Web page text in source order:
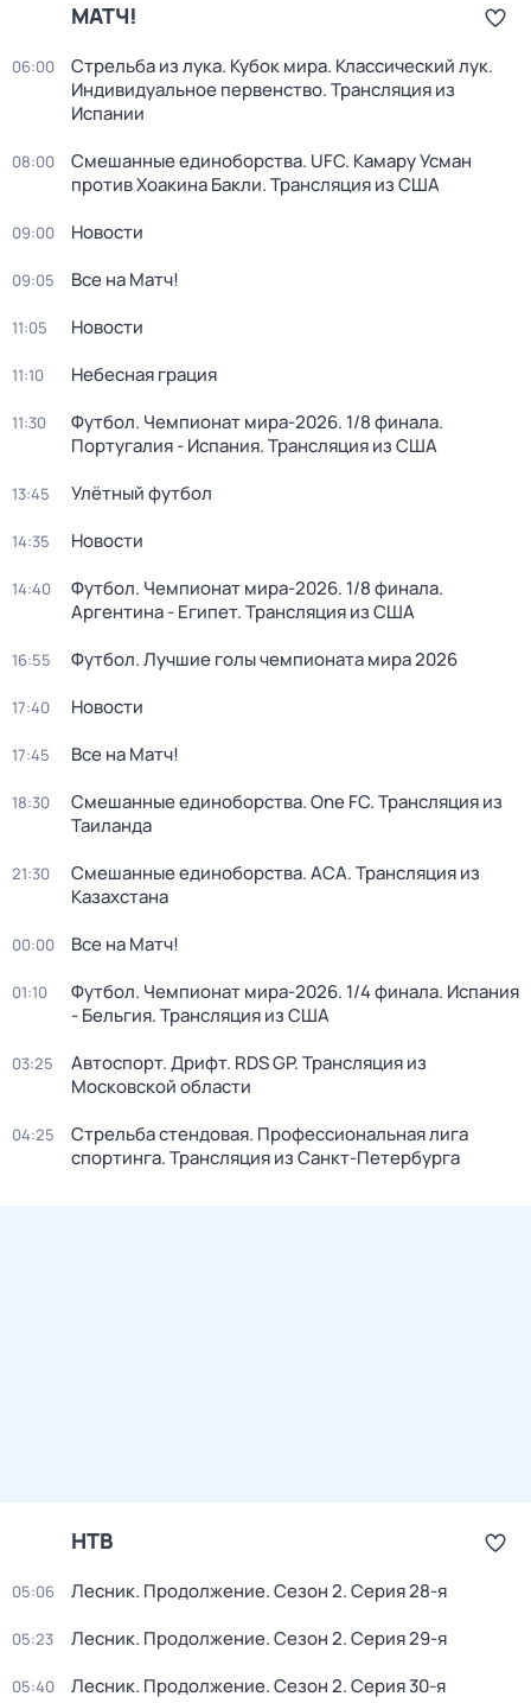
МАТЧ!
06:00
Стрельба из лука. Кубок мира. Классический лук.
Индивидуальное первенство. Трансляция из
Испании
08:00
Смешанные единоборства. UFC. Камару Усман
против Хоакина Бакли. Трансляция из США
09:00 Новости
09:05 Все на Матч!
11:05 Новости
11:10 Небесная грация
11:30
Футбол. Чемпионат мира-2026. 1/8 финала.
Португалия - Испания. Трансляция из США
13:45 Улётный футбол
14:35 Новости
14:40
Футбол. Чемпионат мира-2026. 1/8 финала.
Аргентина - Египет. Трансляция из США
16:55 Футбол. Лучшие голы чемпионата мира 2026
17:40 Новости
17:45 Все на Матч!
18:30
Смешанные единоборства. One FC. Трансляция из
Таиланда
21:30
Смешанные единоборства. АСА. Трансляция из
Казахстана
00:00 Все на Матч!
01:10
Футбол. Чемпионат мира-2026. 1/4 финала. Испания
- Бельгия. Трансляция из США
03:25
Автоспорт. Дрифт. RDS GP. Трансляция из
Московской области
04:25
Стрельба стендовая. Профессиональная лига
спортинга. Трансляция из Санкт-Петербурга
НТВ
05:06 Лесник. Продолжение. Сезон 2. Серия 28-я
05:23 Лесник. Продолжение. Сезон 2. Серия 29-я
05:40 Лесник. Продолжение. Сезон 2. Серия 30-я